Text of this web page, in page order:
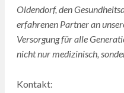
Oldendorf, den
erfahrenen Partner an
Versorgung für alle
nicht nur medizinisch,
Kontakt: